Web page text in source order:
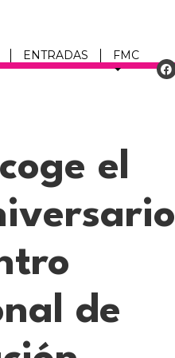
ENTRADAS FMC
el
de